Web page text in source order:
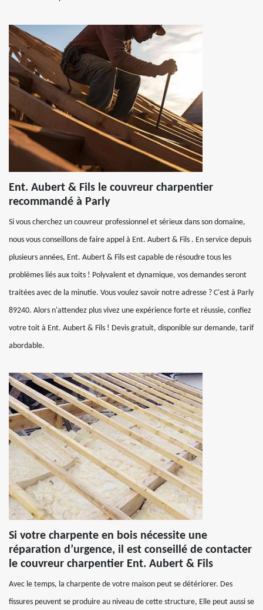
Ent. Aubert & Fils le couvreur charpentier
recommandé à Parly
Si vous cherchez un couvreur professionnel et sérieux dans son domaine,
nous vous conseillons de faire appel à Ent. Aubert & Fils . En service depuis
plusieurs années, Ent. Aubert & Fils est capable de résoudre tous les
problèmes liés aux toits ! Polyvalent et dynamique, vos demandes seront
traitées avec de la minutie. Vous voulez savoir notre adresse ? C'est à Parly
89240. Alors n'attendez plus vivez une expérience forte et réussie, confiez
votre toit à Ent. Aubert & Fils ! Devis gratuit, disponible sur demande, tarif
abordable.
Si votre charpente en bois nécessite une
réparation d’urgence, il est conseillé de contacter
le couvreur charpentier Ent. Aubert & Fils
Avec le temps, la charpente de votre maison peut se détériorer. Des
fissures peuvent se produire au niveau de cette structure, Elle peut aussi se